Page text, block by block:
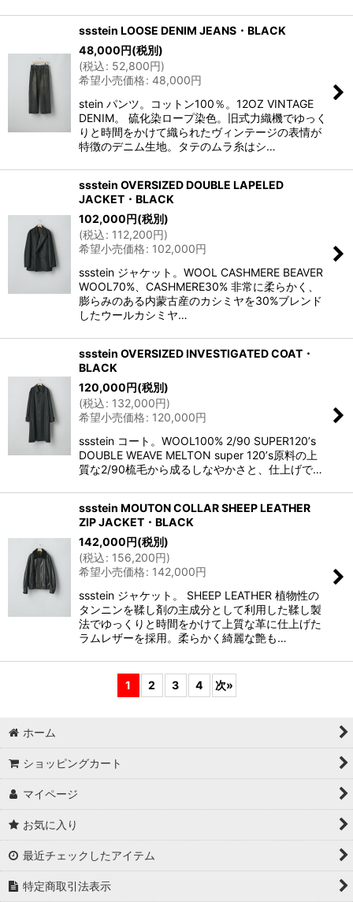
ssstein LOOSE DENIM JEANS・BLACK
48,000円(税別)
(税込: 52,800円)
希望小売価格: 48,000円
stein パンツ。コットン100％。12OZ VINTAGE
DENIM。 硫化染ロープ染色。旧式力織機でゆっく
りと時間をかけて織られたヴィンテージの表情が
特徴のデニム生地。タテのムラ糸はシ…
ssstein OVERSIZED DOUBLE LAPELED
JACKET・BLACK
102,000円(税別)
(税込: 112,200円)
希望小売価格: 102,000円
ssstein ジャケット。WOOL CASHMERE BEAVER
WOOL70%、CASHMERE30% 非常に柔らかく、
膨らみのある内蒙古産のカシミヤを30%ブレンド
したウールカシミヤ…
ssstein OVERSIZED INVESTIGATED COAT・
BLACK
120,000円(税別)
(税込: 132,000円)
希望小売価格: 120,000円
ssstein コート。WOOL100% 2/90 SUPER120ʼs
DOUBLE WEAVE MELTON super 120ʼs原料の上
質な2/90梳毛から成るしなやかさと、仕上げで…
ssstein MOUTON COLLAR SHEEP LEATHER
ZIP JACKET・BLACK
142,000円(税別)
(税込: 156,200円)
希望小売価格: 142,000円
ssstein ジャケット。 SHEEP LEATHER 植物性の
タンニンを鞣し剤の主成分として利用した鞣し製
法でゆっくりと時間をかけて上質な革に仕上げた
ラムレザーを採用。柔らかく綺麗な艶も…
1 2 3 4 次»
ホーム
ショッピングカート
マイページ
お気に入り
最近チェックしたアイテム
特定商取引法表示